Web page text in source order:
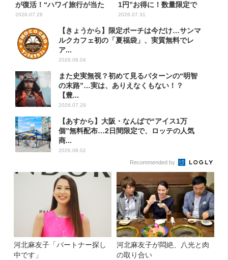
が復活！“ハワイ旅行が当た
る”...
2026.07.28
1円”お得に！数量限定で
2026.07.31
【きょうから】限定ポーチは今だけ…サンマ
ルクカフェ初の「夏福袋」、実質無料でレ
ア...
2026.08.04
また史実無視？初めて見るパターンの“明智
の末路”…実は、ありえなくもない！？
【豊...
2026.07.29
【あすから】大阪・なんばで“アイス1万
個”無料配布…2日間限定で、ロッテの人気
商...
2026.08.02
Recommended by
河北麻友子「パートナー探し
中です」
河北麻友子が悶絶、八光と肉
の取り合い